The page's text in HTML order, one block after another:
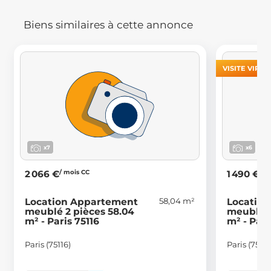
Biens similaires à cette annonce
x7
2 066 €/ mois CC
Location Appartement
meublé 2 pièces 58.04
m² - Paris 75116
58,04 m²
Paris (75116)
VISITE
x6
1 490 €
meublé
m² -
Paris